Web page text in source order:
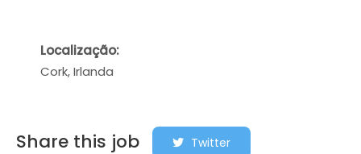
Localização:
Cork, Irlanda
Share this job Twitter